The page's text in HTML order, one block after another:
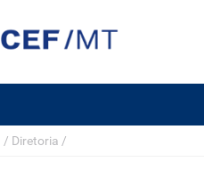
/ Diretoria /